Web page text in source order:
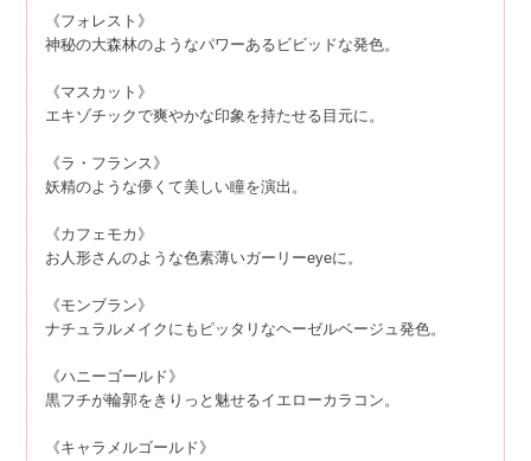
《フォレスト》
神秘の大森林のようなパワーあるビビッドな発色。
《マスカット》
エキゾチックで爽やかな印象を持たせる目元に。
《ラ・フランス》
妖精のような儚くて美しい瞳を演出。
《カフェモカ》
お人形さんのような色素薄いガーリーeyeに。
《モンブラン》
ナチュラルメイクにもピッタリなヘーゼルベージュ発色。
《ハニーゴールド》
黒フチが輪郭をきりっと魅せるイエローカラコン。
《キャラメルゴールド》